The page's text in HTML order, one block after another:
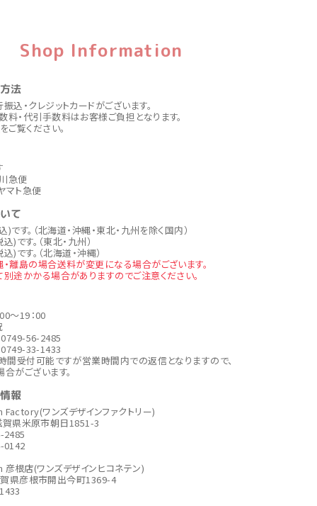
Shop Information
法
込・クレジットカードがございます。
・代引手数料はお客様ご負担となります。
をご覧ください。
急便
ト急便
て
す。（北海道・沖縄・東北・九州を除く国内）
)です。（東北・九州）
)です。（北海道・沖縄）
離島の場合送料が変更になる場合がございます。
途かかる場合がありますのでご注意ください。
～19：00
56-2485
33-1433
間受付可能ですが営業時間内での返信となりますので、
がございます。
報
ワンズデザインファクトリー)
賀県米原市朝日1851-3
2485
0142
根店(ワンズデザインヒコネテン)
県彦根市開出今町1369-4